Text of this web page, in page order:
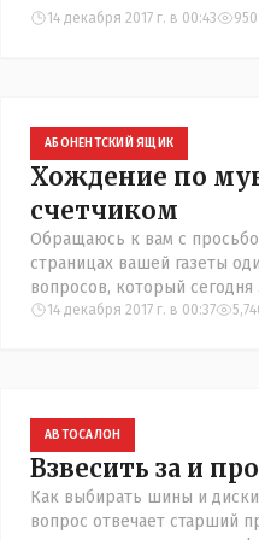
14 декабря 2017 г. в 00:43 950
АБОНЕНТСКИЙ ЯЩИК
Хождение по
счетчиком
Обращаюсь к вам с
страницах вашей газеты
вопросов, который сегодня
Костаная. Возможно, с
14 декабря 2017 г. в 00:37
АВТОСАЛОН
Взвесить за и
Как выбирать шины и
вопрос отвечает старший